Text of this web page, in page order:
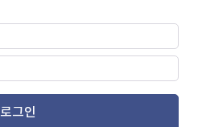
로그인